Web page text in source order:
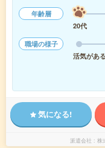
年齢層
20代
職場の様子
活気がある
気になる!
派遣会社 株